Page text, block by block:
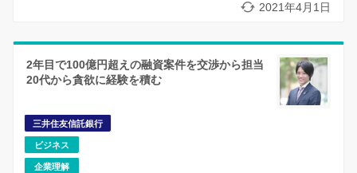
2021年4月1日
2年目で100億円超えの融資案件を交渉から担当
20代から貪欲に経験を積む
三井住友信託銀行
ビジネス
企業理解